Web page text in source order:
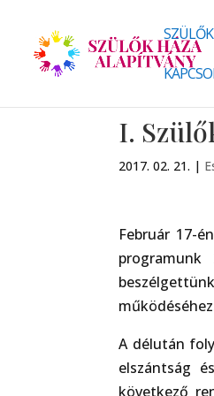
I.
2017. 02. 21. |
Február 17-
A délután
elszántság
következő